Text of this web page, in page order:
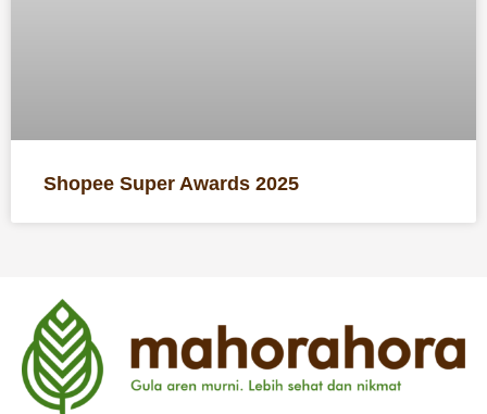
Shopee Super Awards 2025